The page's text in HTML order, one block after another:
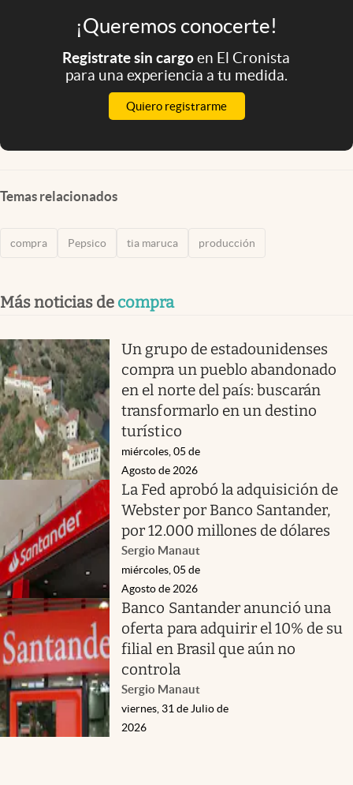
¡Queremos conocerte!
Registrate sin cargoen El Cronista
para una experiencia a tu medida.
Quiero registrarme
Temas relacionados
compra Pepsico tia maruca producción
Más noticias de compra
Un grupo de estadounidenses
compra un pueblo abandonado
en el norte del país: buscarán
transformarlo en un destino
turístico
miércoles, 05 de
Agosto de 2026
La Fed aprobó la adquisición de
Webster por Banco Santander,
por 12.000 millones de dólares
Sergio Manaut
miércoles, 05 de
Agosto de 2026
Banco Santander anunció una
oferta para adquirir el 10% de su
filial en Brasil que aún no
controla
Sergio Manaut
viernes, 31 de Julio de
2026